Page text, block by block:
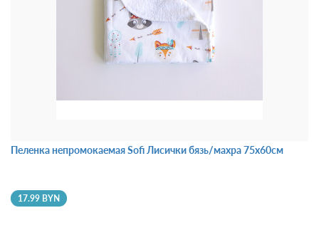
Пеленка непромокаемая Sofi Лисички бязь/махра 75x60см
17.99 BYN